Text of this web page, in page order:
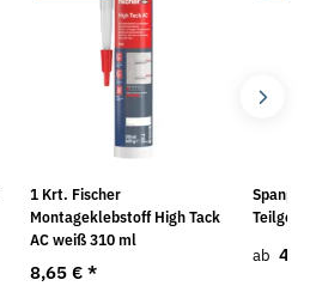
1 Krt. Fischer
Montageklebstoff High Tack
AC weiß 310 ml
8,65 € *
ab